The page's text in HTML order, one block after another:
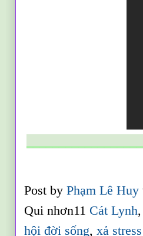
Post byPhạm Lê Huy
Qui nhơn11 Cát Lynh
hội đời sống,xả stress